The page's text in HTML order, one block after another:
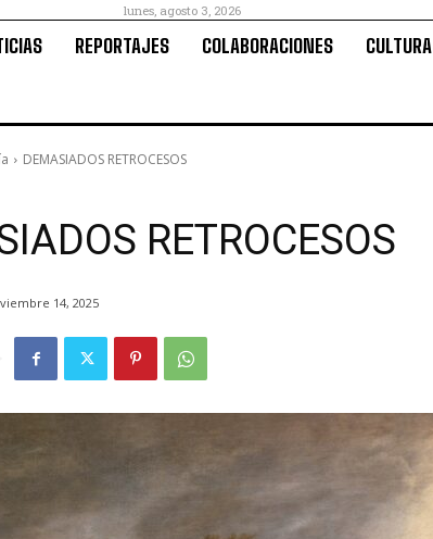
lunes, agosto 3, 2026
REPORTAJES COLABORACIONES CULTURA
DEMASIADOS RETROCESOS
RETROCESOS
14, 2025